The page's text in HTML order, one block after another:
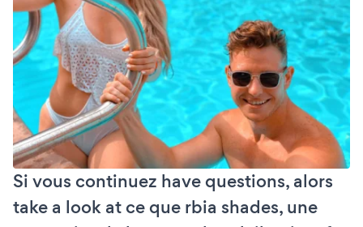
Si vous continuez have questions, alors
take a look at ce que rbia shades, une